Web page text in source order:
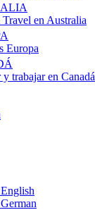
en Australia
Europa
y trabajar en Canadá